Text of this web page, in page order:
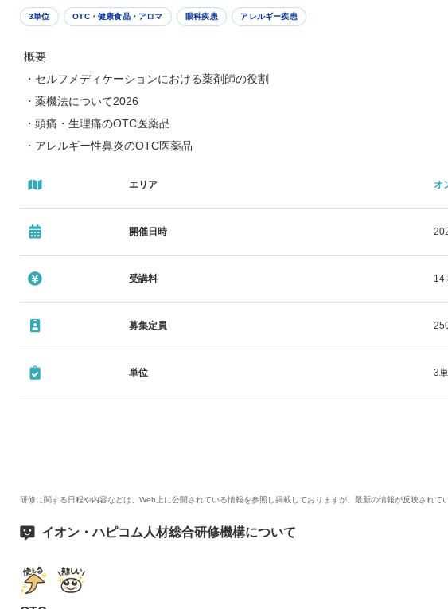
3単位 OTC・健康食品・アロマ 眼科疾患 アレルギー疾患
概要
・セルフメディケーションにおける薬剤師の役割
・薬機法について2026
・頭痛・生理痛のOTC医薬品
・アレルギー性鼻炎のOTC医薬品
・乗り物酔いのOTC医薬品
・目の症状のOTC医薬品
・厚生労働省 医政局 医薬産業振興・医療情報企画課
・東京都薬剤師会 理事
・製薬企業学術講師
エリア オ
開催日時
受講料
募集定員
単位 3
研修に関する日程や内容などは、Web上に公開されている情報を参照し掲載しておりますが、最新の情報が反映され
イオン・ハピコム人材総合研修機構について